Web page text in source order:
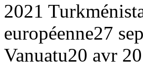
2021
européenne27
Vanuatu20 avr